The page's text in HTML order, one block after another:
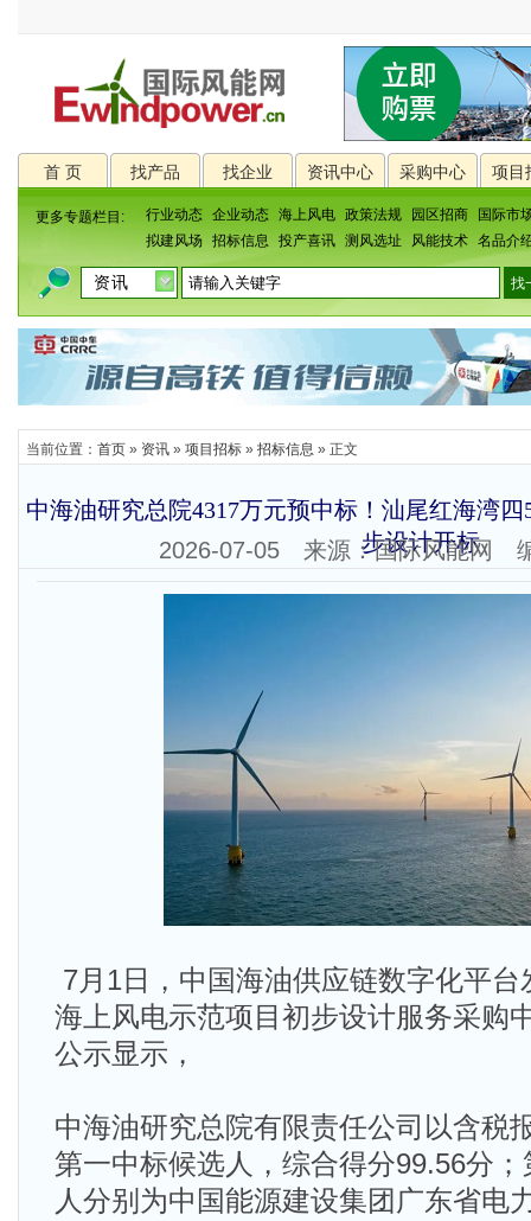
首 页 找产品 找企业 资讯中心 采购中心 项目
更多专题栏目: 行业动态 企业动态 海上风电 政策法规 园区招商
国际市
拟建风场
招标信息 投产喜讯 测风选址 风能技术 名品介
当前位置： 首页 » 资讯 » 项目招标 » 招标信息 » 正文
中海油研究总院4317万元预中标！汕尾红海湾
步设计开标
2026-07-05 来源：国际风能网
7月1日，中国海油供应链数字化平
海上风电示范项目初步设计服务采购
公示显示，
中海油研究总院有限责任公司以含税
第一中标候选人，综合得分99.56分
人分别为中国能源建设集团广东省电